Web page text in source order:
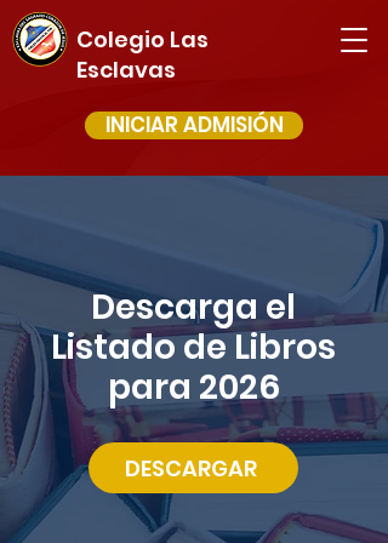
Colegio Las
Esclavas
INICIAR ADMISIÓN
Descarga el
Listado de Libros
para 2026
DESCARGAR